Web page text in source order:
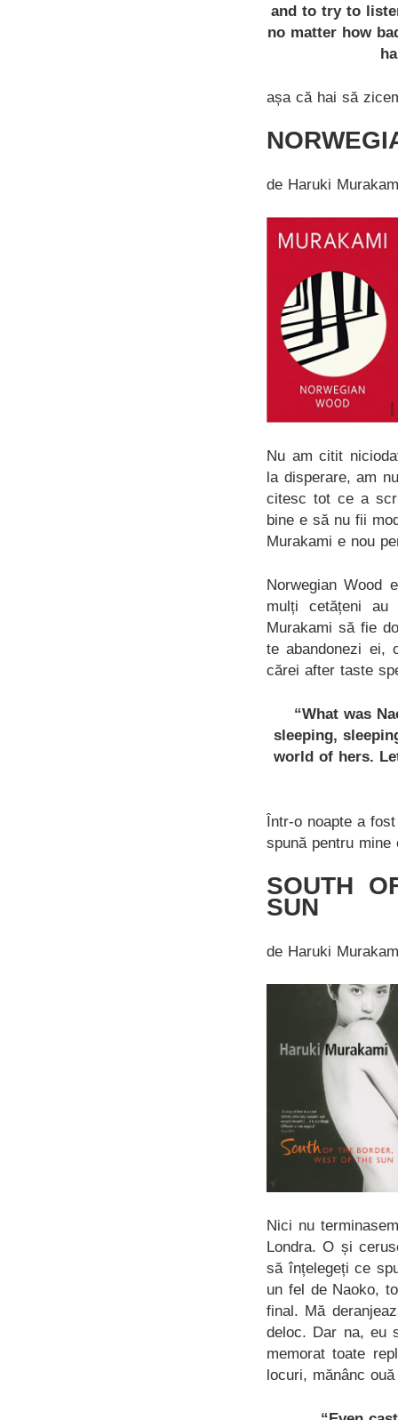
and to try to
no matter how
așa că hai să
de Haruki
Nu am citit
la disperare, am
citesc tot ce a
bine e să nu fii
Murakami e nou
Norwegian Wood
mulți cetățeni
Murakami să fie
te abandonezi ei,
cărei after taste
“What was
sleeping,
world of hers.
Într-o noapte a
spună pentru
SOUTH
SUN
de Haruki
Nici nu
Londra. O și
să înțelegeți ce
un fel de Naoko,
final. Mă
deloc. Dar na, eu
memorat toate
locuri, mănânc